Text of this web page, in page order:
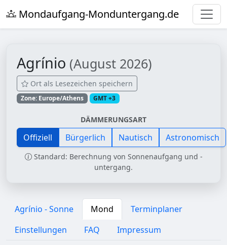
Mondaufgang-Monduntergang.de
Agrínio (August 2026)
Ort als Lesezeichen speichern
Zone: Europe/Athens GMT +3
DÄMMERUNGSART
Offiziell Bürgerlich Nautisch Astronomisch
Standard: Berechnung von Sonnenaufgang und -
untergang.
Agrínio - Sonne Mond
Terminplaner
Einstellungen
FAQ Impressum